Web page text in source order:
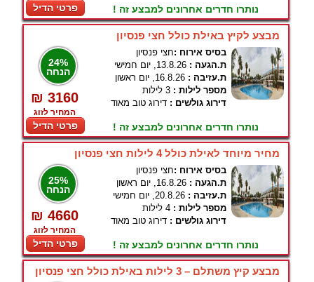
פרטי הדיל נותרו חדרים אחרונים למבצע זה !
מבצע לקיץ באילת כולל חצי פנסיון
24%
הנחה
₪ 3160
המחיר לזוג
פרטי הדיל
בסיס אירוח :חצי פנסיון
ת.הגעה : 13.8.26, יום חמישי
ת.עזיבה : 16.8.26, יום ראשון
מספר לילות : 3 לילות
דירוג גולשים : דירוג טוב מאוד
נותרו חדרים אחרונים למבצע זה !
מחיר מיוחד לאילת כולל 4 לילות חצי פנסיון
25%
הנחה
₪ 4660
המחיר לזוג
פרטי הדיל
בסיס אירוח :חצי פנסיון
ת.הגעה : 16.8.26, יום ראשון
ת.עזיבה : 20.8.26, יום חמישי
מספר לילות : 4 לילות
דירוג גולשים : דירוג טוב מאוד
נותרו חדרים אחרונים למבצע זה !
מבצע קיץ משתלם – 3 לילות באילת כולל חצי פנסיון